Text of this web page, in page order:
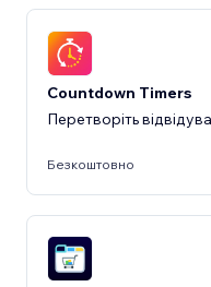
Countdown Timers
Перетворіть
Безкоштовно